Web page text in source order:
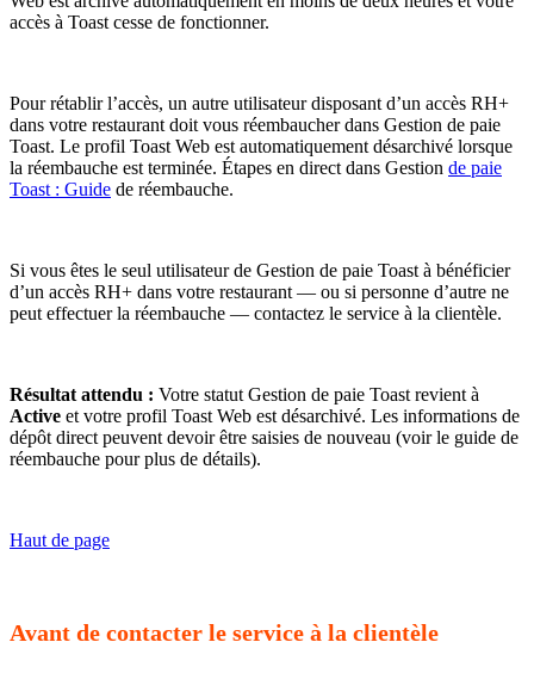
accès à Toast cesse de fonctionner.
Pour rétablir l’accès, un autre utilisateur disposant d’un accès RH+
dans votre restaurant doit vous réembaucher dans Gestion de paie
Toast. Le profil Toast Web est automatiquement désarchivé lorsque
la réembauche est terminée. Étapes en direct dans Gestion de paie
Toast : Guide de réembauche.
Si vous êtes le seul utilisateur de Gestion de paie Toast à bénéficier
d’un accès RH+ dans votre restaurant — ou si personne d’autre ne
peut effectuer la réembauche — contactez le service à la clientèle.
Résultat attendu : Votre statut Gestion de paie Toast revient à
Active et votre profil Toast Web est désarchivé. Les informations de
dépôt direct peuvent devoir être saisies de nouveau (voir le guide de
réembauche pour plus de détails).
Haut de page
Avant de contacter le service à la clientèle